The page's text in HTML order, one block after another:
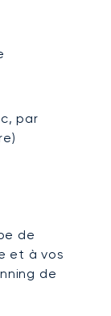
par
de
et à vos
de